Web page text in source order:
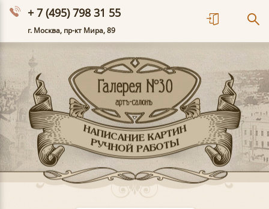
+ 7 (495) 798 31 55
г. Москва, пр-кт Мира, 89